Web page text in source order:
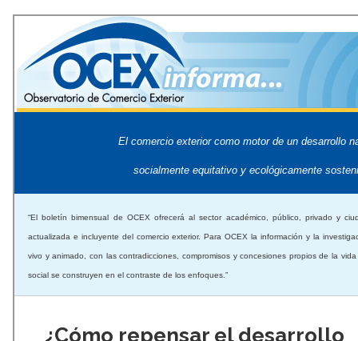
El comercio exterior como motor de un desarrollo
socialmente equitativo y ecológicamente
“El boletín bimensual de OCEX ofrecerá al sector académico, público, privado y
actualizada e incluyente del comercio exterior. Para OCEX la información y la
vivo y animado, con las contradicciones, compromisos y concesiones propios de la
social se construyen en el contraste de los enfoques.”
¿Cómo repensar el desarrollo